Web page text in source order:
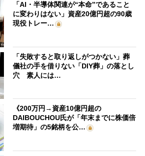
「AI・半導体関連が“本命”であること
に変わりはない」資産20億円超の90歳
現役トレー…
「失敗すると取り返しがつかない」葬
儀社の手を借りない「DIY葬」の落とし
穴 素人には…
《200万円→資産10億円超の
DAIBOUCHOU氏が「年末までに株価倍
増期待」の5銘柄を公…